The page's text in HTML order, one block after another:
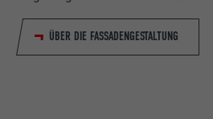
ÜBER DIE FASSADENGESTALTUNG